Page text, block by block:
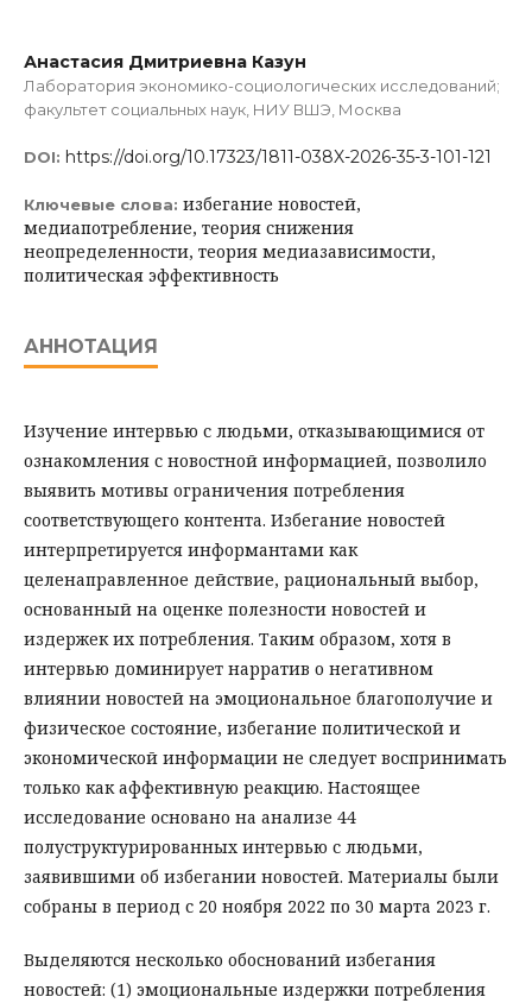
Анастасия Дмитриевна Казун
Лаборатория экономико-социологических исследований;
факультет социальных наук, НИУ ВШЭ, Москва
DOI: https://doi.org/10.17323/1811-038X-2026-35-3-101-121
Ключевые слова: избегание новостей,
медиапотребление, теория снижения
неопределенности, теория медиазависимости,
политическая эффективность
АННОТАЦИЯ
Изучение интервью с людьми, отказывающимися от
ознакомления с новостной информацией, позволило
выявить мотивы ограничения потребления
соответствующего контента. Избегание новостей
интерпретируется информантами как
целенаправленное действие, рациональный выбор,
основанный на оценке полезности новостей и
издержек их потребления. Таким образом, хотя в
интервью доминирует нарратив о негативном
влиянии новостей на эмоциональное благополучие и
физическое состояние, избегание политической и
экономической информации не следует воспринимать
только как аффективную реакцию. Настоящее
исследование основано на анализе 44
полуструктурированных интервью с людьми,
заявившими об избегании новостей. Материалы были
собраны в период с 20 ноября 2022 по 30 марта 2023 г.
Выделяются несколько обоснований избегания
новостей: (1) эмоциональные издержки потребления